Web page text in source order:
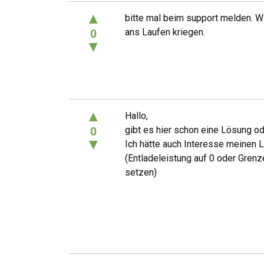
▲
0
▼
bitte mal beim support melden.
ans Laufen kriegen.
▲
0
▼
Hallo,
gibt es hier schon eine Lösung
Ich hätte auch Interesse meinen
(Entladeleistung auf 0 oder
setzen)